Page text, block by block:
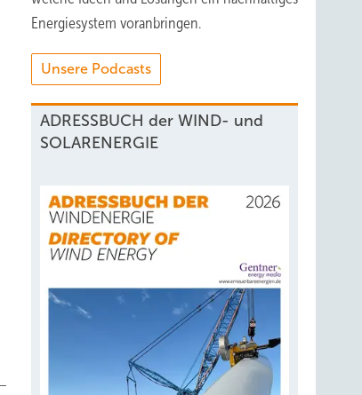
Energiesystem voranbringen.
Unsere Podcasts
ADRESSBUCH der WIND- und
SOLARENERGIE